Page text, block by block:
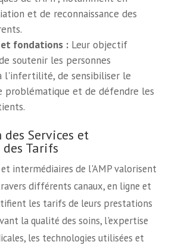
et de reconnaissance des
fondations : Leur objectif
soutenir les personnes
l'infertilité, de sensibiliser le
problématique et de défendre les
Services et
Tarifs
et intermédiaires de l'AMP valorisent
différents canaux, en ligne et
les tarifs de leurs prestations
la qualité des soins, l'expertise
les technologies utilisées et